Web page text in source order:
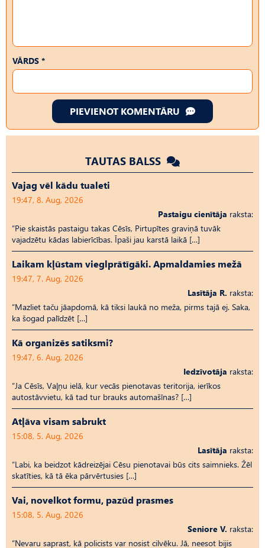
VĀRDS *
PIEVIENOT KOMENTĀRU
TAUTAS BALSS
Vajag vēl kādu tualeti
19:47, 8. Aug, 2026
Pastaigu cienītāja raksta:
“Pie skaistās pastaigu takas Cēsīs, Pirtupītes graviņā tuvāk
vajadzētu kādas labierīcības. Īpaši jau karstā laikā […]
Laikam kļūstam vieglprātīgāki. Apmaldamies mežā
19:47, 7. Aug, 2026
Lasītāja R. raksta:
“Mazliet taču jāapdomā, kā tiksi laukā no meža, pirms tajā ej. Saka,
ka šogad palīdzēt […]
Kā organizēs satiksmi?
19:47, 6. Aug, 2026
Iedzīvotāja raksta:
“Ja Cēsīs, Vaļņu ielā, kur vecās pienotavas teritorija, ierīkos
autostāvvietu, kā tad tur brauks automašīnas? […]
Atļāva visam sabrukt
15:08, 5. Aug, 2026
Lasītāja raksta:
“Labi, ka beidzot kādreizējai Cēsu pienotavai būs cits saimnieks. Žēl
skatīties, kā tā ēka pārvērtusies […]
Vai, novelkot formu, pazūd prasmes
15:08, 5. Aug, 2026
Seniore V. raksta:
“Nevaru saprast, kā policists var nosist cilvēku. Jā, neesot bijis